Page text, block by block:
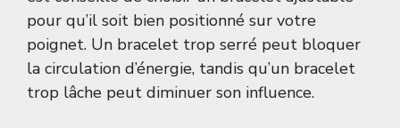
pour qu’il soit bien positionné sur votre
poignet. Un bracelet trop serré peut bloquer
la circulation d’énergie, tandis qu’un bracelet
trop lâche peut diminuer son influence.